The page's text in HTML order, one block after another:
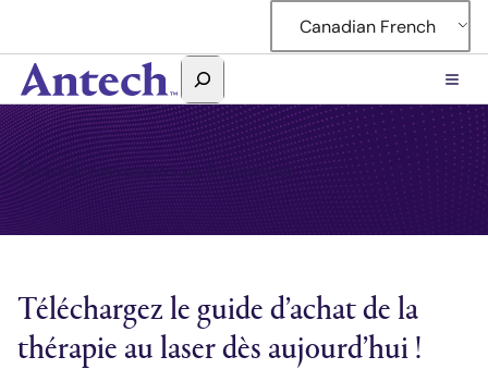
contenu
Canadian French
Rechercher
Antech
Centre de connaissances sur l'équipement
Téléchargez le guide d’achat de la
thérapie au laser dès aujourd’hui !